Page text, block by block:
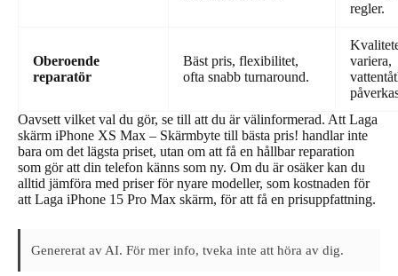
regler.
Oberoende
reparatör
Bäst pris, flexibilitet,
ofta snabb turnaround.
variera,
Oavsett vilket val du gör, se till att du är välinformerad. Att Laga
skärm iPhone XS Max – Skärmbyte till bästa pris! handlar inte
bara om det lägsta priset, utan om att få en hållbar reparation
som gör att din telefon känns som ny. Om du är osäker kan du
alltid jämföra med priser för nyare modeller, som kostnaden för
att Laga iPhone 15 Pro Max skärm, för att få en prisuppfattning.
Genererat av AI. För mer info, tveka inte att höra av dig.